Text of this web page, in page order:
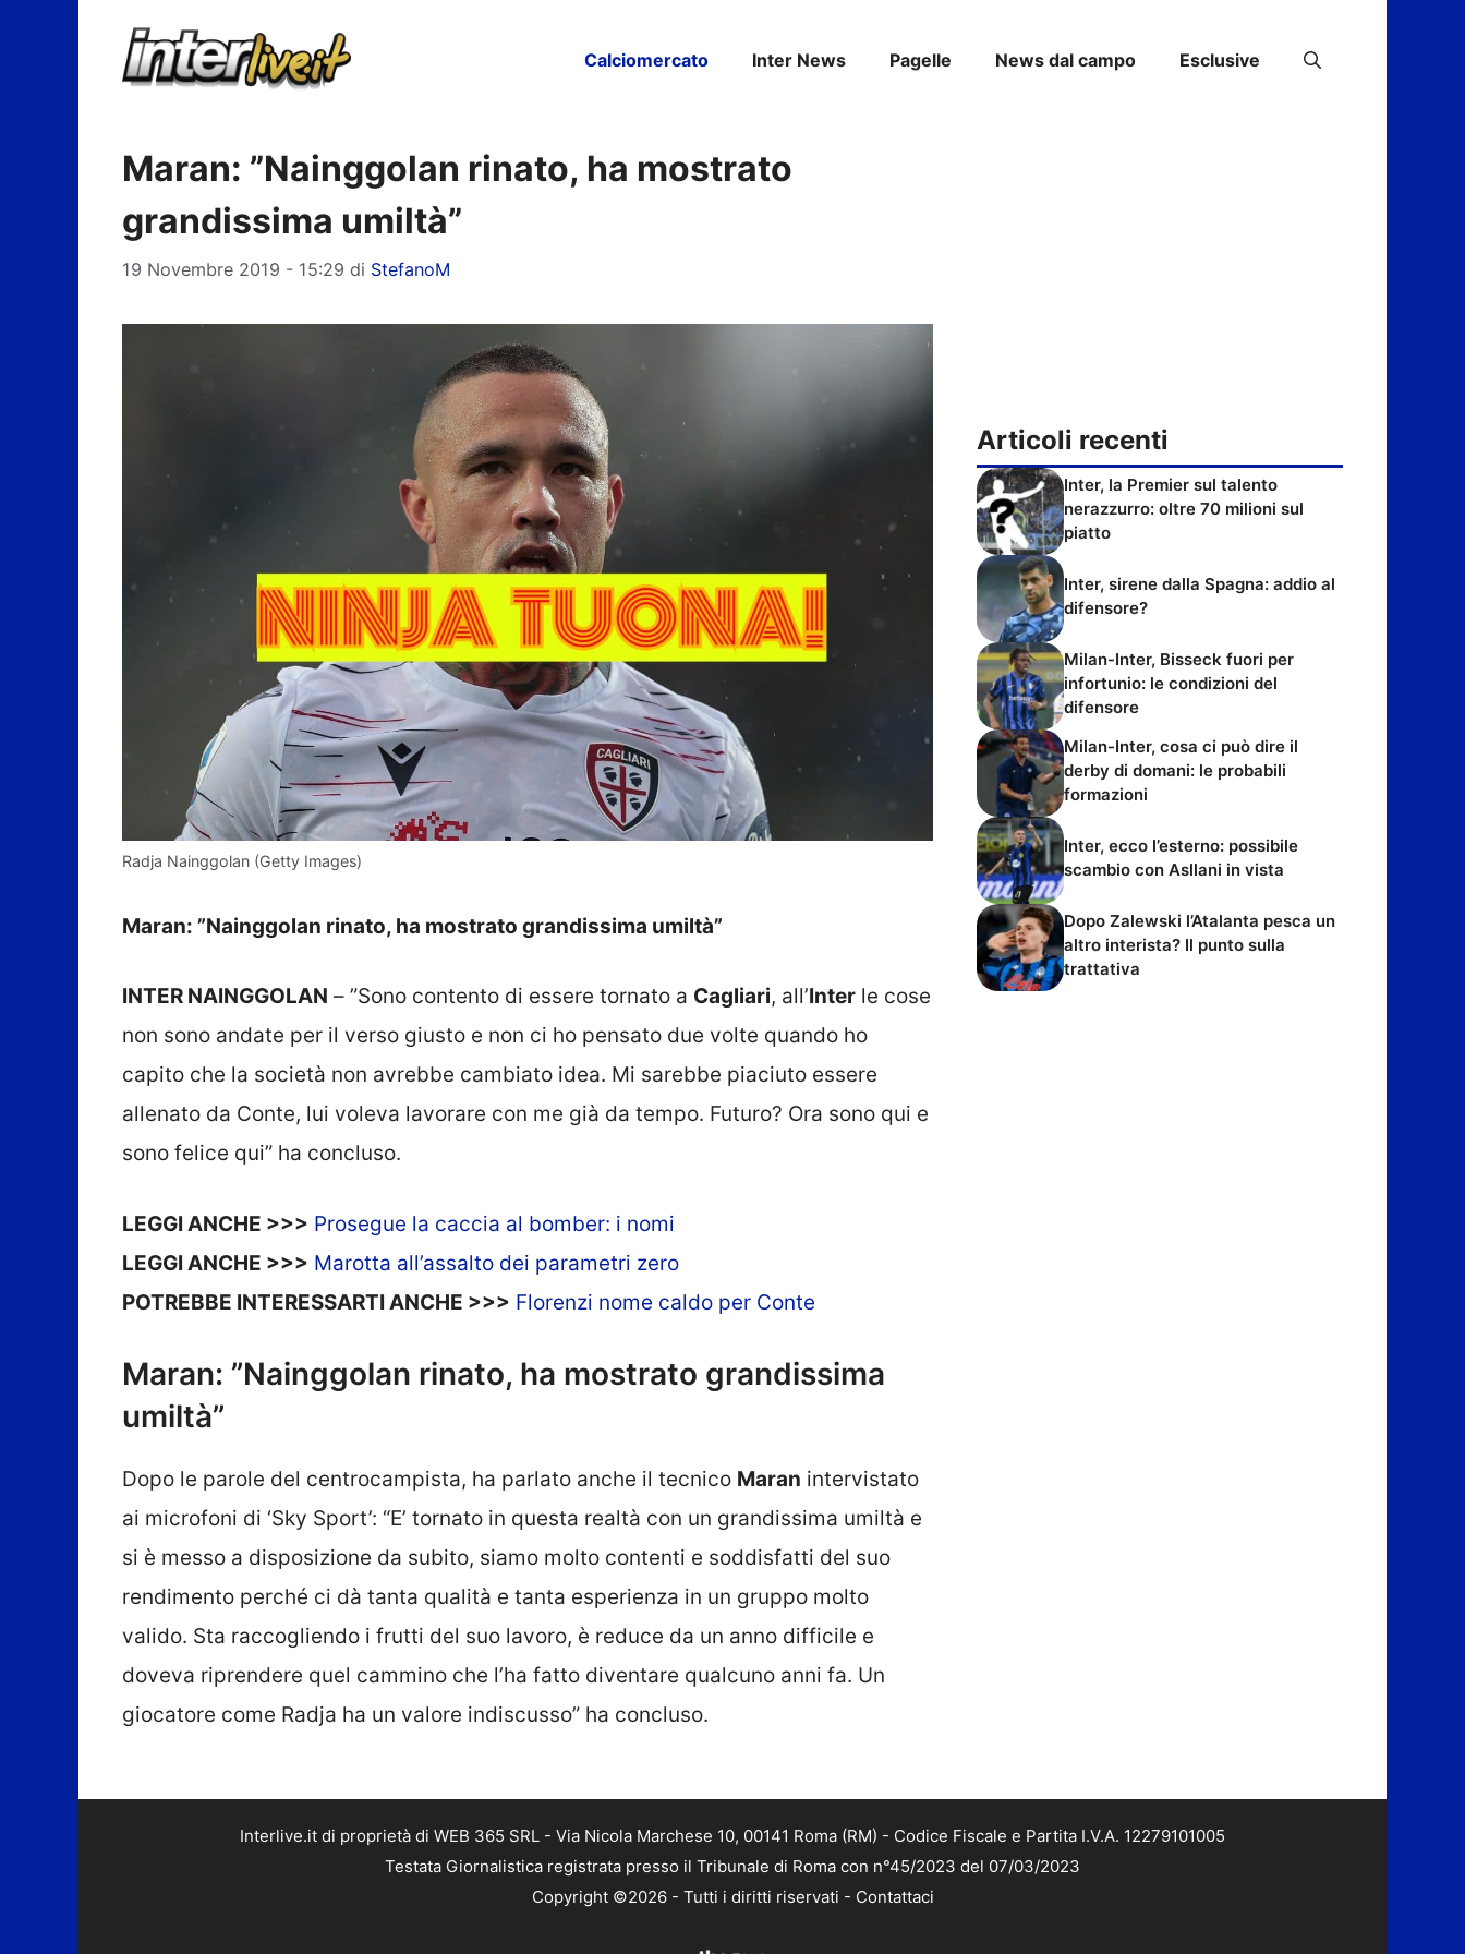
Calciomercato Inter News Pagelle News dal campo Esclusive
Maran: ”Nainggolan rinato, ha mostrato
grandissima umiltà”
19 Novembre 2019 - 15:29 di StefanoM
Radja Nainggolan (Getty Images)
Maran: ”Nainggolan rinato, ha mostrato grandissima umiltà”
INTER NAINGGOLAN – ”Sono contento di essere tornato a Cagliari, all’Inter le cose
non sono andate per il verso giusto e non ci ho pensato due volte quando ho
capito che la società non avrebbe cambiato idea. Mi sarebbe piaciuto essere
allenato da Conte, lui voleva lavorare con me già da tempo. Futuro? Ora sono qui e
sono felice qui” ha concluso.
LEGGI ANCHE >>> Prosegue la caccia al bomber: i nomi
LEGGI ANCHE >>> Marotta all’assalto dei parametri zero
POTREBBE INTERESSARTI ANCHE >>> Florenzi nome caldo per Conte
Maran: ”Nainggolan rinato, ha mostrato grandissima
umiltà”
Dopo le parole del centrocampista, ha parlato anche il tecnico Maran intervistato
ai microfoni di ‘Sky Sport’: “E’ tornato in questa realtà con un grandissima umiltà e
si è messo a disposizione da subito, siamo molto contenti e soddisfatti del suo
rendimento perché ci dà tanta qualità e tanta esperienza in un gruppo molto
valido. Sta raccogliendo i frutti del suo lavoro, è reduce da un anno difficile e
doveva riprendere quel cammino che l’ha fatto diventare qualcuno anni fa. Un
giocatore come Radja ha un valore indiscusso” ha concluso.
Articoli recenti
Inter, la Premier sul talento
nerazzurro: oltre 70 milioni sul
piatto
Inter, sirene dalla Spagna: addio al
difensore?
Milan-Inter, Bisseck fuori per
infortunio: le condizioni del
difensore
Milan-Inter, cosa ci può dire il
derby di domani: le probabili
formazioni
Inter, ecco l’esterno: possibile
scambio con Asllani in vista
Dopo Zalewski l’Atalanta pesca un
altro interista? Il punto sulla
trattativa
Interlive.it di proprietà di WEB 365 SRL - Via Nicola Marchese 10, 00141 Roma (RM) - Codice Fiscale e Partita I.V.A. 12279101005
Testata Giornalistica registrata presso il Tribunale di Roma con n°45/2023 del 07/03/2023
Copyright ©2026 - Tutti i diritti riservati - Contattaci